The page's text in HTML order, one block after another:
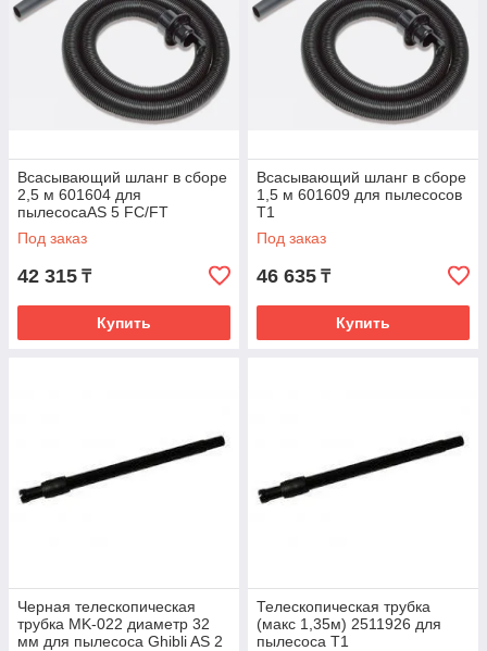
Всасывающий шланг в сборе
2,5 м 601604 для
пылесосаAS 5 FC/FT
Под заказ
42 315 ₸
Купить
Всасывающий шланг в сборе
1,5 м 601609 для пылесосов
Т1
Под заказ
46 635 ₸
Купить
Черная телескопическая
трубка MK-022 диаметр 32
мм для пылесоса Ghibli AS 2
Телескопическая трубка
(макс 1,35м) 2511926 для
пылесоса Т1